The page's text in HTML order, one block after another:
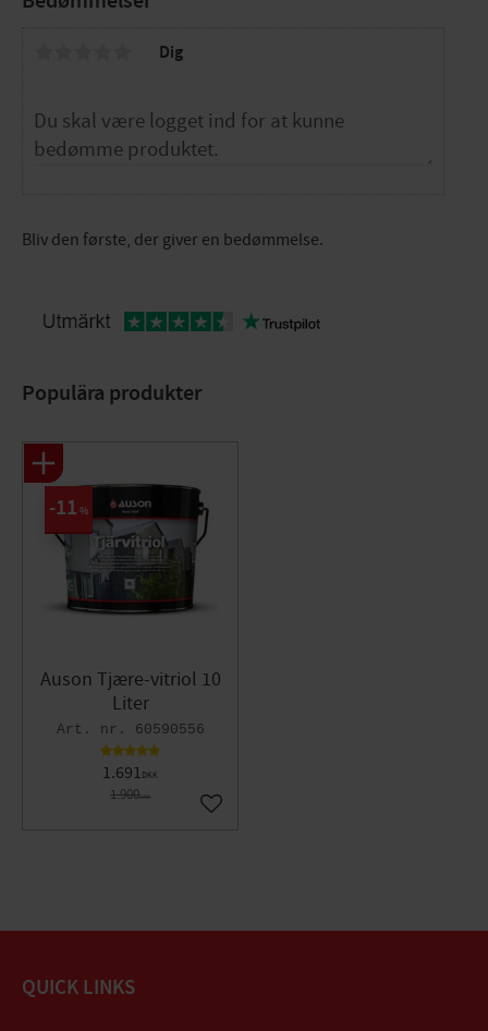
Dig
Bliv den første, der giver en bedømmelse.
Populära produkter
Auson Tjære-vitriol 10
Liter
60590556
1.691DKK
1.900DKK
11 %
Gem som favorit
QUICK LINKS